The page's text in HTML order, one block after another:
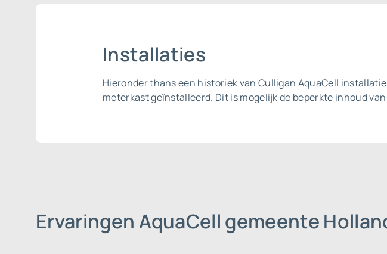
Installaties
Hieronder thans een historiek van Culligan AquaCell
meterkast geïnstalleerd. Dit is mogelijk de beperkte inhoud
Ervaringen AquaCell gemeente